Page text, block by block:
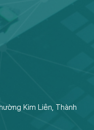
Kim Liên, Thành